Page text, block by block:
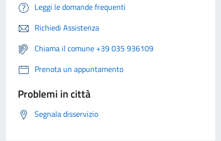
Leggi le domande frequenti
Richiedi Assistenza
Chiama il comune +39 035 936109
Prenota un appuntamento
Problemi in città
Segnala disservizio